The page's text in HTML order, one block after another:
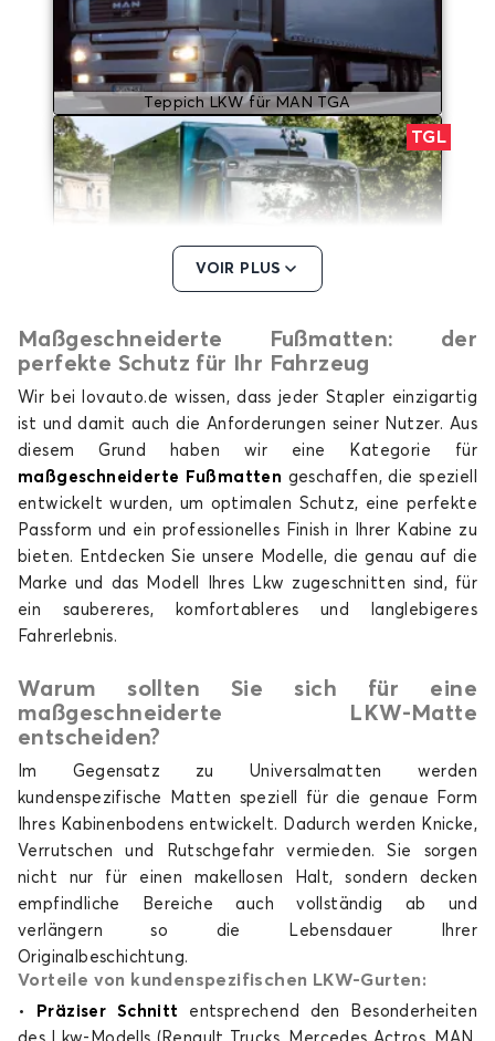
Teppich LKW für MAN TGA
TGL
Teppich LKW für MAN TGL
Teppich LKW für MAN TGM
Teppich LKW für MAN TGX
VOIR PLUS
Maßgeschneiderte Fußmatten: der
perfekte Schutz für Ihr Fahrzeug
Wir bei lovauto.de wissen, dass jeder Stapler einzigartig
ist und damit auch die Anforderungen seiner Nutzer. Aus
diesem Grund haben wir eine Kategorie für
maßgeschneiderte Fußmatten geschaffen, die speziell
entwickelt wurden, um optimalen Schutz, eine perfekte
Passform und ein professionelles Finish in Ihrer Kabine zu
bieten. Entdecken Sie unsere Modelle, die genau auf die
Marke und das Modell Ihres Lkw zugeschnitten sind, für
ein saubereres, komfortableres und langlebigeres
Fahrerlebnis.
Warum sollten Sie sich für eine
maßgeschneiderte LKW-Matte
entscheiden?
Im Gegensatz zu Universalmatten werden
kundenspezifische Matten speziell für die genaue Form
Ihres Kabinenbodens entwickelt. Dadurch werden Knicke,
Verrutschen und Rutschgefahr vermieden. Sie sorgen
nicht nur für einen makellosen Halt, sondern decken
empfindliche Bereiche auch vollständig ab und
verlängern so die Lebensdauer Ihrer
Originalbeschichtung.
Vorteile von kundenspezifischen LKW-Gurten:
• Präziser Schnitt
entsprechend den Besonderheiten